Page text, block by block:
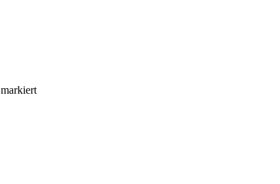
markiert